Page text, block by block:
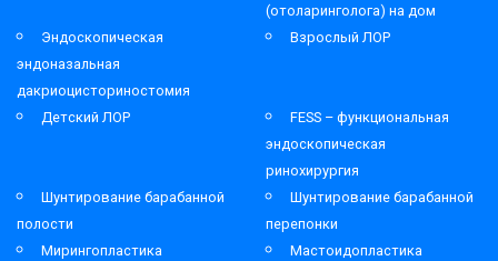
(отоларинголога) на дом
Эндоскопическая
эндоназальная
дакриоцисториностомия
Взрослый ЛОР
Детский ЛОР
FESS – функциональная
эндоскопическая
ринохирургия
Шунтирование барабанной
полости
Шунтирование барабанной
перепонки
Мирингопластика
Мастоидопластика